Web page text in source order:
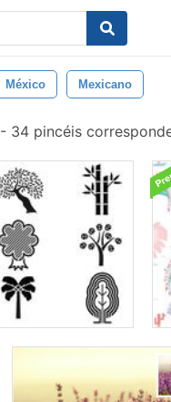
México Mexicano
- 34 pincéis